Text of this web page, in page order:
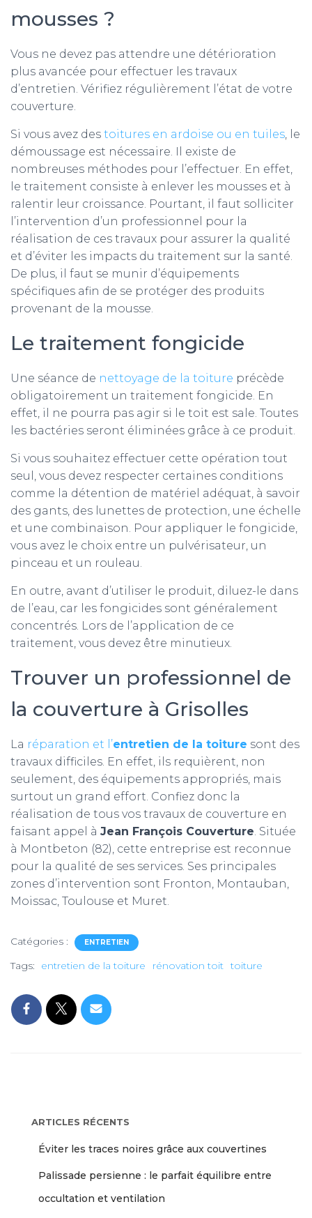
mousses ?
Vous ne devez pas attendre une détérioration
plus avancée pour effectuer les travaux
d’entretien. Vérifiez régulièrement l’état de votre
couverture.
Si vous avez des toitures en ardoise ou en tuiles, le
démoussage est nécessaire. Il existe de
nombreuses méthodes pour l’effectuer. En effet,
le traitement consiste à enlever les mousses et à
ralentir leur croissance. Pourtant, il faut solliciter
l’intervention d’un professionnel pour la
réalisation de ces travaux pour assurer la qualité
et d’éviter les impacts du traitement sur la santé.
De plus, il faut se munir d’équipements
spécifiques afin de se protéger des produits
provenant de la mousse.
Le traitement fongicide
Une séance de nettoyage de la toiture précède
obligatoirement un traitement fongicide. En
effet, il ne pourra pas agir si le toit est sale. Toutes
les bactéries seront éliminées grâce à ce produit.
Si vous souhaitez effectuer cette opération tout
seul, vous devez respecter certaines conditions
comme la détention de matériel adéquat, à savoir
des gants, des lunettes de protection, une échelle
et une combinaison. Pour appliquer le fongicide,
vous avez le choix entre un pulvérisateur, un
pinceau et un rouleau.
En outre, avant d’utiliser le produit, diluez-le dans
de l’eau, car les fongicides sont généralement
concentrés. Lors de l’application de ce
traitement, vous devez être minutieux.
Trouver un professionnel de
la couverture à Grisolles
La réparation et l’entretien de la toiture sont des
travaux difficiles. En effet, ils requièrent, non
seulement, des équipements appropriés, mais
surtout un grand effort. Confiez donc la
réalisation de tous vos travaux de couverture en
faisant appel à Jean François Couverture. Située
à Montbeton (82), cette entreprise est reconnue
pour la qualité de ses services. Ses principales
zones d’intervention sont Fronton, Montauban,
Moissac, Toulouse et Muret.
Catégories : ENTRETIEN
Tags: entretien de la toiture rénovation toit toiture
ARTICLES RÉCENTS
Éviter les traces noires grâce aux couvertines
Palissade persienne : le parfait équilibre entre
occultation et ventilation